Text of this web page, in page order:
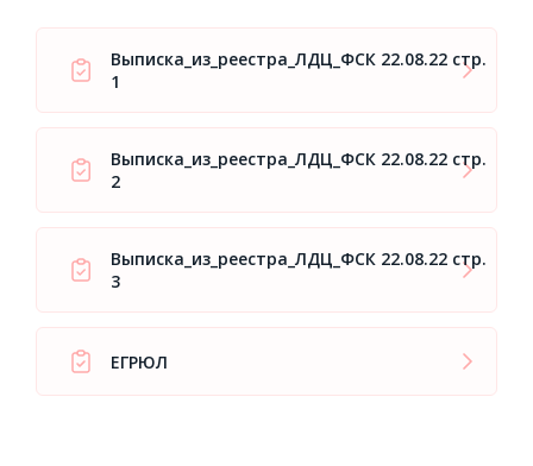
Выписка_из_реестра_ЛДЦ_ФСК 22.08.22 стр.
1
Выписка_из_реестра_ЛДЦ_ФСК 22.08.22 стр.
2
Выписка_из_реестра_ЛДЦ_ФСК 22.08.22 стр.
3
ЕГРЮЛ